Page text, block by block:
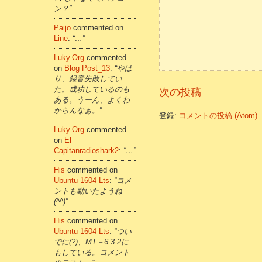
次の投稿
登録: コメントの投稿 (Atom)
ン？”
Paijo commented on
Line: “…”
Luky.org commented
on Blog Post_13: “やは
り、録音失敗してい
た。成功しているのも
ある。うーん、よくわ
からんなぁ。”
Luky.org commented
on El
Capitanradioshark2: “…”
His commented on
Ubuntu 1604 Lts: “コメ
ントも動いたようね
(^^)”
His commented on
Ubuntu 1604 Lts: “つい
でに(?)、MT－6.3.2に
もしている。コメント